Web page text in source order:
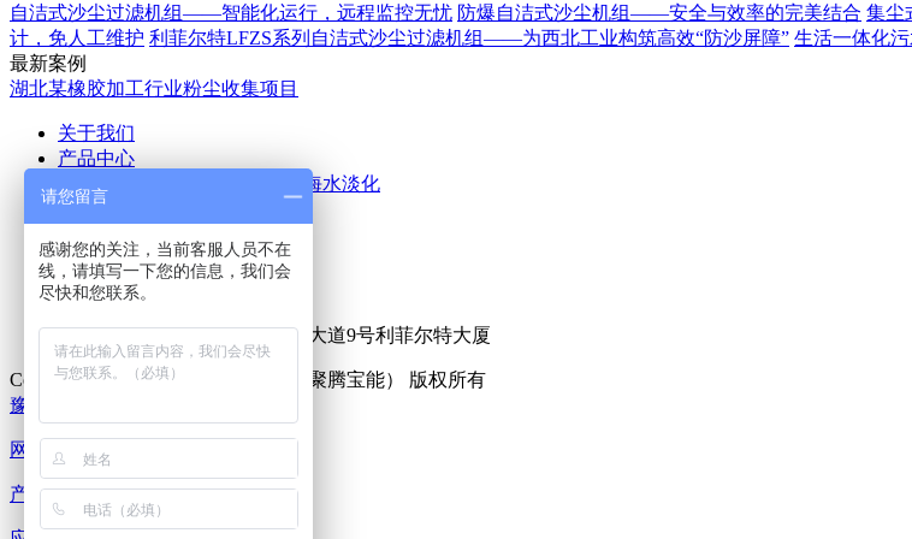
自洁式沙尘过滤机组——智能化运行，远程监控无忧 防爆自洁式沙尘机组——安全与效率的完美结合 集尘
计，免人工维护 利菲尔特LFZS系列自洁式沙尘过滤机组——为西北工业构筑高效“防沙屏障” 生活一体化
最新案例
湖北某橡胶加工行业粉尘收集项目
关于我们
产品中心
空气除尘
海水淡化
应用案例
公司新闻 行业新闻
联系我们
公司地址：新乡市牧野区宏力大道9号利菲尔特大厦
Copyright © 2025 利菲尔特（商标：聚腾宝能） 版权所有
豫ICP备18000213号-15
网站首页
产品中心
请您留言
感谢您的关注，当前客服人员不在
线，请填写一下您的信息，我们会
尽快和您联系。